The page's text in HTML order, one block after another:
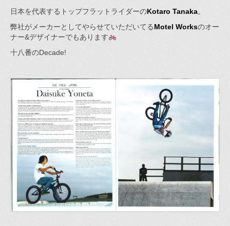
日本を代表するトップフラットライダーのKotaro Tanaka。
弊社がメーカーとしてやらせていただいてるMotel Worksのオー
ナー&デザイナーでもあります
十八番のDecade!